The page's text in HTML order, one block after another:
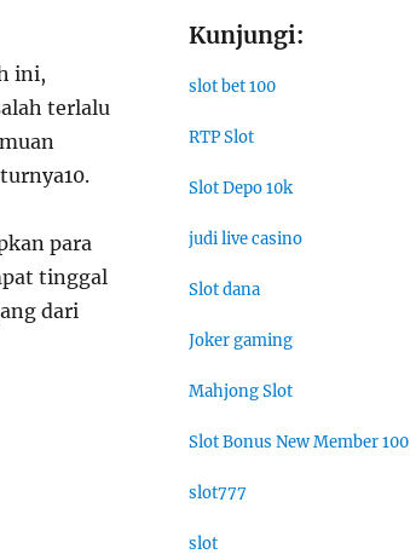
ini,
terlalu
10.
para
tinggal
dari
Kunjungi:
slot bet 100
RTP Slot
Slot Depo 10k
judi live casino
Slot dana
Joker gaming
Mahjong Slot
Slot Bonus New Member 100
slot777
slot